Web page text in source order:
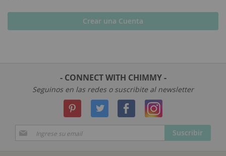
Crear una Cuenta
- CONNECT WITH CHIMMY -
Seguinos en las redes o suscribite al newsletter
Suscríbase
a
Suscribir